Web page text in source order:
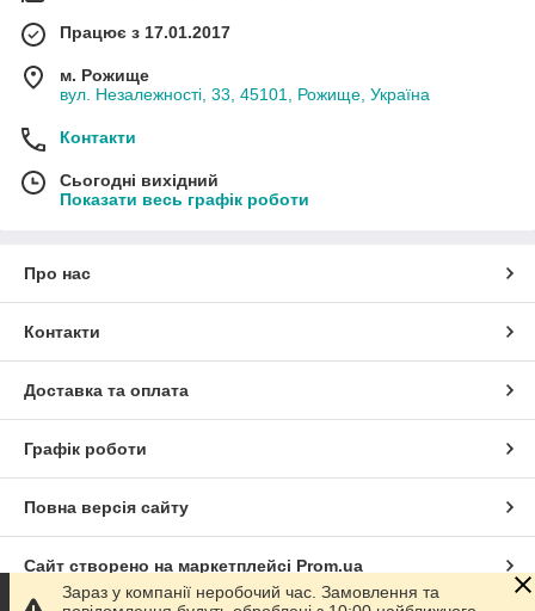
Працює з 17.01.2017
м. Рожище
вул. Незалежності, 33, 45101, Рожище, Україна
Контакти
Сьогодні вихідний
Показати весь графік роботи
Про нас
Контакти
Доставка та оплата
Графік роботи
Повна версія сайту
Сайт створено на маркетплейсі Prom.ua
Зараз у компанії неробочий час. Замовлення та